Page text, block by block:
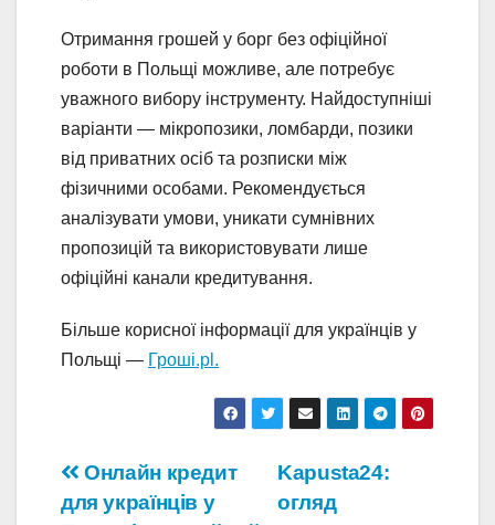
Отримання грошей у борг без офіційної
роботи в Польщі можливе, але потребує
уважного вибору інструменту. Найдоступніші
варіанти — мікропозики, ломбарди, позики
від приватних осіб та розписки між
фізичними особами. Рекомендується
аналізувати умови, уникати сумнівних
пропозицій та використовувати лише
офіційні канали кредитування.
Більше корисної інформації для українців у
Польщі — Гроші.pl.
Навігація
Kapusta24:
огляд
Онлайн кредит
для українців у